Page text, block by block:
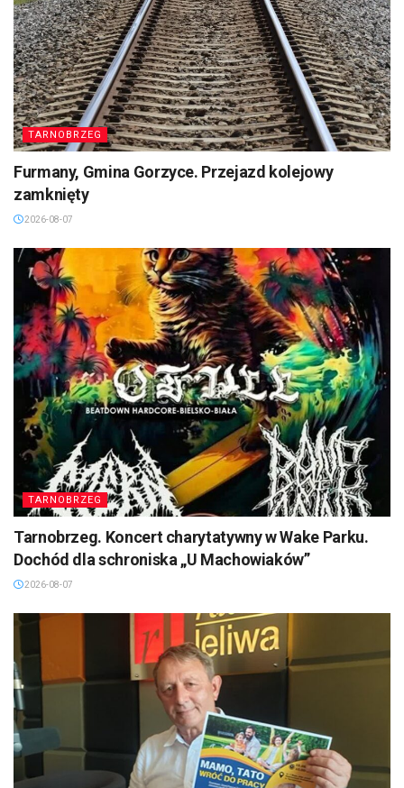
TARNOBRZEG
Furmany, Gmina Gorzyce. Przejazd kolejowy
zamknięty
2026-08-07
TARNOBRZEG
Tarnobrzeg. Koncert charytatywny w Wake Parku.
Dochód dla schroniska „U Machowiaków”
2026-08-07